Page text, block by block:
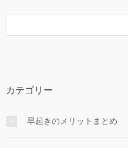
カテゴリー
早起きのメリットまとめ